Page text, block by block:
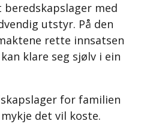
med
utstyr. På den
rette innsatsen
klare seg sjølv i ein
for familien
det vil koste.